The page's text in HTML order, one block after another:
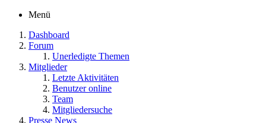
Menü
Dashboard
Forum
Unerledigte Themen
Mitglieder
Letzte Aktivitäten
Benutzer online
Team
Mitgliedersuche
Presse News